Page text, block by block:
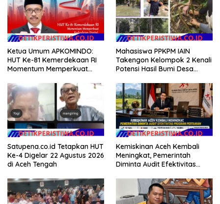
Ketua Umum APKOMINDO:
HUT Ke-81 Kemerdekaan RI
Momentum Memperkuat
Teknologi, dan Kepastian
Hukum Menuju Indonesia
Emas 2045
Mahasiswa PPKPM IAIN
Takengon Kelompok 2 Kenali
Potensi Hasil Bumi Desa
Satupena.co.id Tetapkan HUT
Ke-4 Digelar 22 Agustus 2026
di Aceh Tengah
Kemiskinan Aceh Kembali
Meningkat, Pemerintah
Diminta Audit Efektivitas